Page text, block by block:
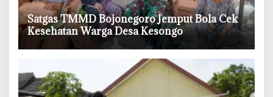
‎Satgas TMMD Bojonegoro Jemput Bola Cek
Kesehatan Warga Desa Kesongo